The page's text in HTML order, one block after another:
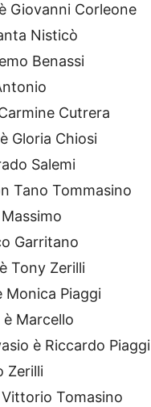
Giovanni Corleone
Nisticò
Benassi
Cutrera
Gloria Chiosi
Salemi
Tano Tommasino
Garritano
Tony Zerilli
Monica Piaggi
Marcello
è Riccardo Piaggi
Zerilli
Tomasino